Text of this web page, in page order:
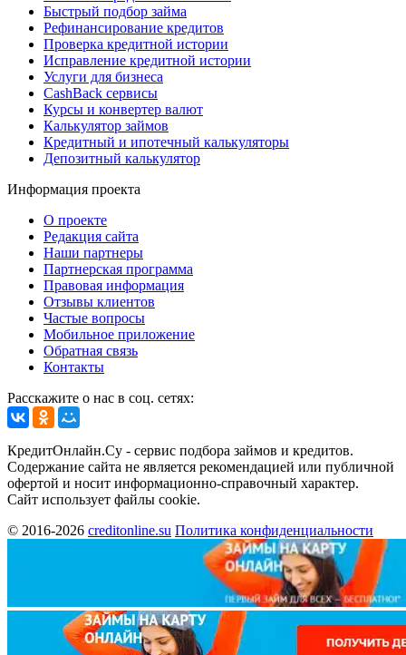
Быстрый подбор займа
Рефинансирование кредитов
Проверка кредитной истории
Исправление кредитной истории
Услуги для бизнеса
CashBack сервисы
Курсы и конвертер валют
Калькулятор займов
Кредитный и ипотечный калькуляторы
Депозитный калькулятор
Информация проекта
О проекте
Редакция сайта
Наши партнеры
Партнерская программа
Правовая информация
Отзывы клиентов
Частые вопросы
Мобильное приложение
Обратная связь
Контакты
Расскажите о нас в соц. сетях:
КредитОнлайн.Су - сервис подбора займов и кредитов.
Содержание сайта не является рекомендацией или публичной
офертой и носит информационно-справочный характер.
Сайт использует файлы cookie.
© 2016-2026 creditonline.su Политика конфиденциальности